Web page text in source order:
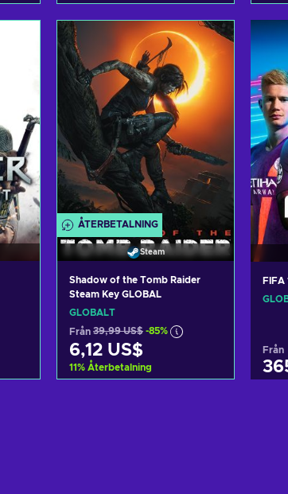
Lägg till i varukorgen
View offers
ÅTERBETALNING
Steam
Shadow of the Tomb Raider
Steam Key GLOBAL
GLOBALT
Från 39,99 US$ -85%
6,12 US$
11% Återbetalning
FIFA
Från